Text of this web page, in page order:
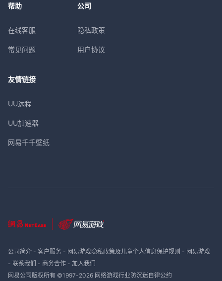
帮助
在线客服
常见问题
公司
隐私政策
用户协议
友情链接
UU远程
UU加速器
网易千千壁纸
公司简介- 客户服务- 网易游戏隐私政策及儿童个人信息保护规则 - 网易游戏
- 联系我们 - 商务合作- 加入我们
网易公司版权所有 ©1997-2026 网络游戏行业防沉迷自律公约